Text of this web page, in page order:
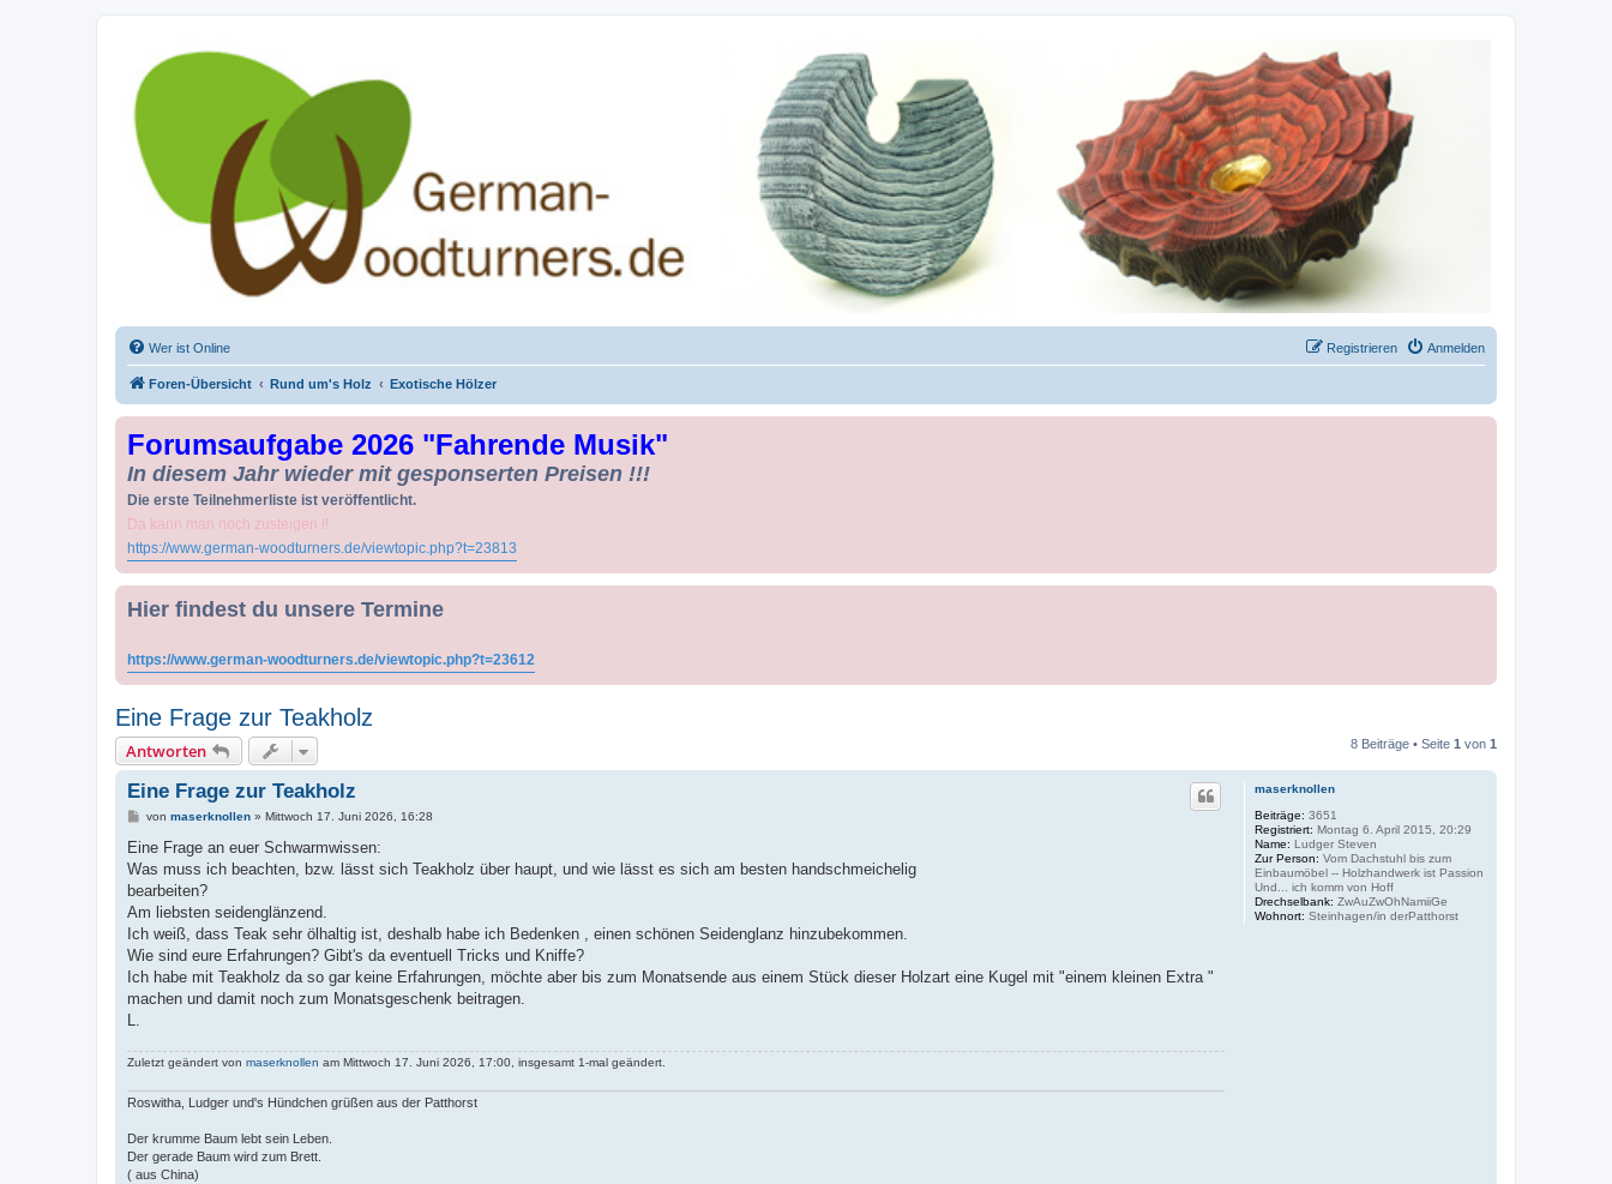
Drechseln und Kunsthandwerk - German-Woodturners *Forum Sauerland*
Der Treffpunkt für Drechsler und Freunde des Kunsthandwerks
Wer ist Online Anmelden
Registrieren
Foren-Übersicht Rund um's Holz Exotische Hölzer
Forumsaufgabe 2026 "Fahrende Musik"
In diesem Jahr wieder mit gesponserten Preisen !!!
Die erste Teilnehmerliste ist veröffentlicht.
Da kann man noch zusteigen !!
https://www.german-woodturners.de/viewtopic.php?t=23813
Hier findest du unsere Termine
https://www.german-woodturners.de/viewtopic.php?t=23612
Eine Frage zur Teakholz
Antworten 8 Beiträge • Seite 1 von 1
maserknollen
Beiträge: 3651
Registriert: Montag 6. April 2015, 20:29
Name: Ludger Steven
Zur Person: Vom Dachstuhl bis zum
Einbaumöbel -- Holzhandwerk ist Passion
Und... ich komm von Hoff
Drechselbank: ZwAuZwOhNamiiGe
Wohnort: Steinhagen/in derPatthorst
Eine Frage zur Teakholz
B
i
r
a
von maserknollen» Mittwoch 17. Juni 2026, 16:28
Eine Frage an euer Schwarmwissen:
Was muss ich beachten, bzw. lässt sich Teakholz über haupt, und wie lässt es sich am besten handschmeichelig
bearbeiten?
Am liebsten seidenglänzend.
Ich weiß, dass Teak sehr ölhaltig ist, deshalb habe ich Bedenken , einen schönen Seidenglanz hinzubekommen.
Wie sind eure Erfahrungen? Gibt's da eventuell Tricks und Kniffe?
Ich habe mit Teakholz da so gar keine Erfahrungen, möchte aber bis zum Monatsende aus einem Stück dieser Holzart eine Kugel mit "einem kleinen Extra "
machen und damit noch zum Monatsgeschenk beitragen.
L.
Zuletzt geändert von maserknollen am Mittwoch 17. Juni 2026, 17:00, insgesamt 1-mal geändert.
Roswitha, Ludger und's Hündchen grüßen aus der Patthorst
Der krumme Baum lebt sein Leben.
Der gerade Baum wird zum Brett.
( aus China)